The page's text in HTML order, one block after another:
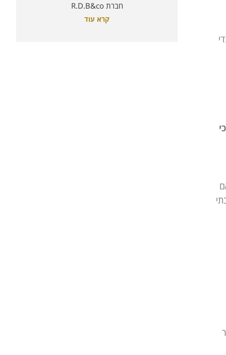
עדי
גם בבתי
חברת R.D.B&co
קרא עוד